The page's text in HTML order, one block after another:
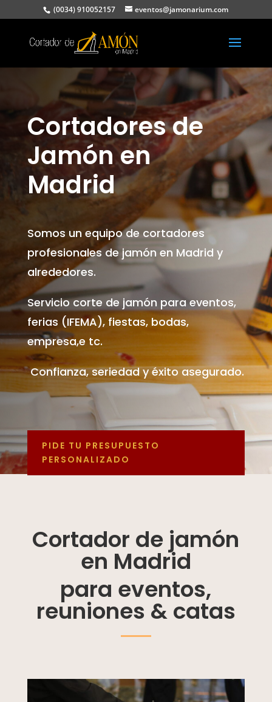
(0034) 910052157 eventos@jamonarium.com
Cortadores de
Jamón en
Madrid
Somos un equipo de cortadores
profesionales de jamón en Madrid y
alrededores.
Servicio corte de jamón para eventos,
ferias (IFEMA), fiestas, bodas,
empresa,e tc.
Confianza, seriedad y éxito asegurado.
PIDE TU PRESUPUESTO
PERSONALIZADO
Cortador de jamón
en Madrid
para eventos,
reuniones & catas